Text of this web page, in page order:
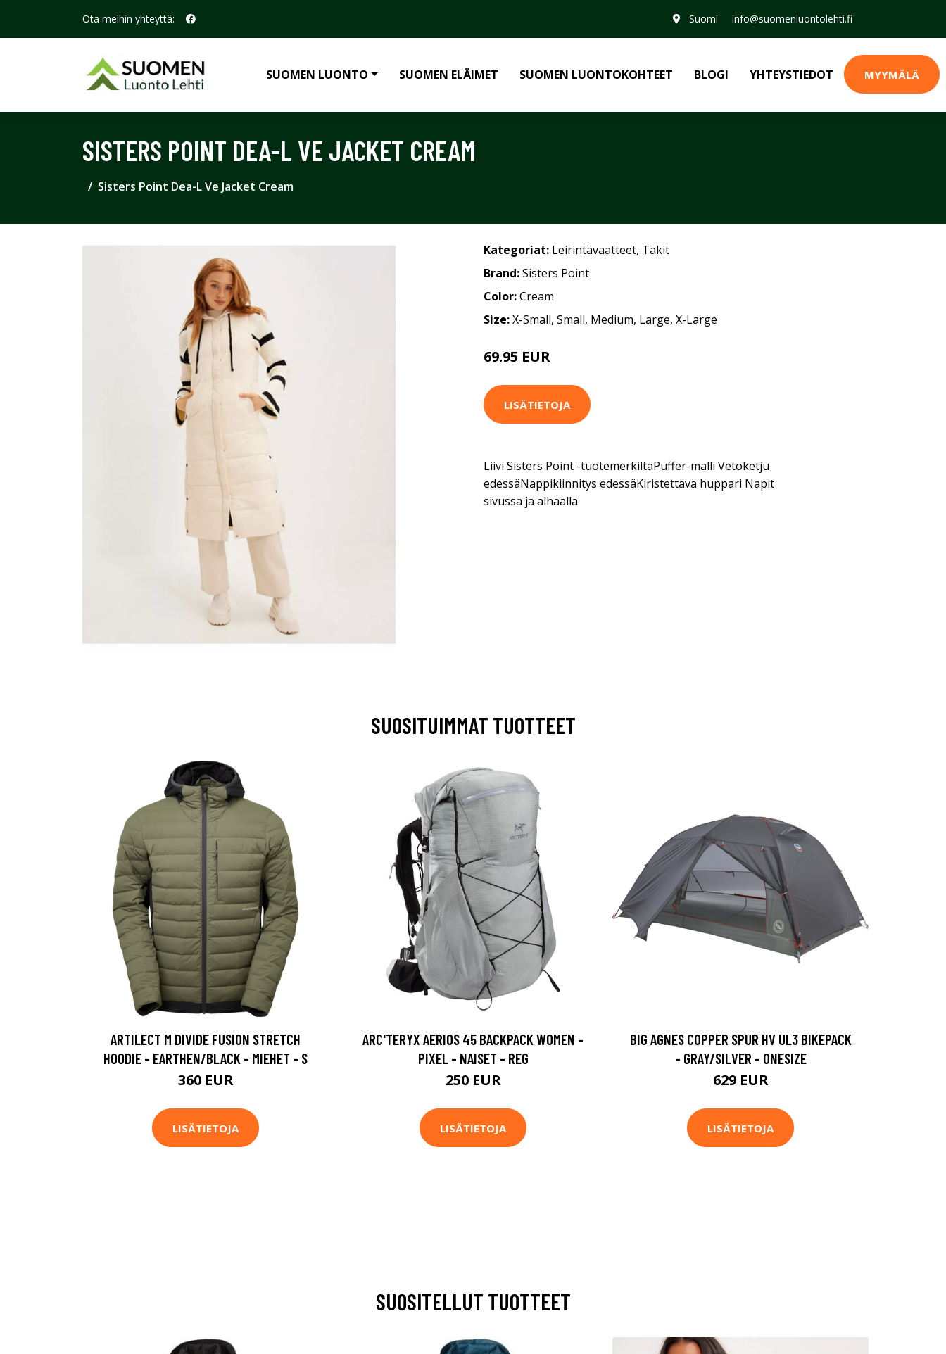
Ota meihin yhteyttä: Suomi info@suomenluontolehti.fi
SUOMEN LUONTO SUOMEN ELÄIMET SUOMEN LUONTOKOHTEET BLOGI YHTEYSTIEDOT MYYMÄLÄ
SISTERS POINT DEA-L VE JACKET CREAM
Sisters Point Dea-L Ve Jacket Cream
Kategoriat: Leirintävaatteet, Takit
Brand:Sisters Point
Color:Cream
Size:X-Small, Small, Medium, Large, X-Large
69.95 EUR
LISÄTIETOJA
Liivi Sisters Point -tuotemerkiltäPuffer-malli Vetoketju
edessäNappikiinnitys edessäKiristettävä huppari Napit
sivussa ja alhaalla
SUOSITUIMMAT TUOTTEET
ARTILECT M DIVIDE FUSION STRETCH
HOODIE - EARTHEN/BLACK - MIEHET - S
360 EUR
LISÄTIETOJA
ARC'TERYX AERIOS 45 BACKPACK WOMEN -
PIXEL - NAISET - REG
250 EUR
LISÄTIETOJA
BIG AGNES COPPER SPUR HV UL3 BIKEPACK
- GRAY/SILVER - ONESIZE
629 EUR
LISÄTIETOJA
SUOSITELLUT TUOTTEET